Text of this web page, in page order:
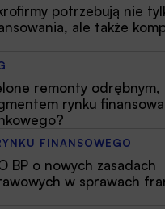
potrzebują nie
ale także
remonty odrębnym,
rynku
FINANSOWEGO
BP o nowych zasadach
w sprawach